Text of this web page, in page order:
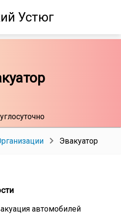
Устюг
Эвакуатор
автомобилей